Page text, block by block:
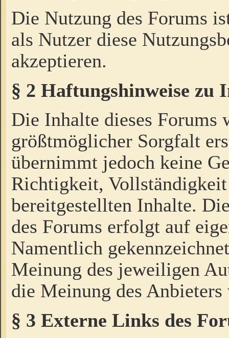
Die Nutzung des Forums
als Nutzer diese
akzeptieren.
§ 2 Haftungshinweise zu
Die Inhalte dieses Forums
größtmöglicher Sorgfalt
übernimmt jedoch keine
Richtigkeit,
bereitgestellten Inhalte.
des Forums erfolgt auf
Namentlich
Meinung des jeweiligen
die Meinung des Anbieters
§ 3 Externe Links des